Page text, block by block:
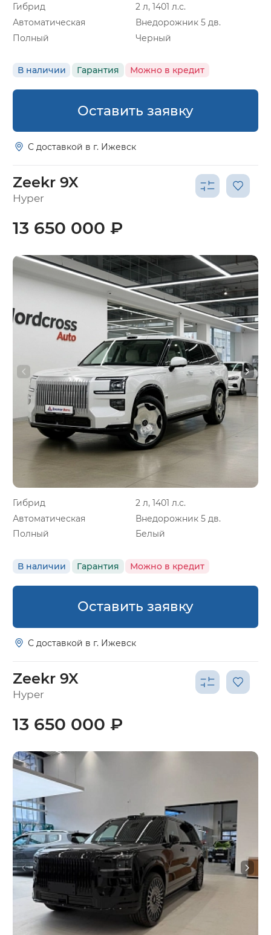
Гибрид
2 л, 1401 л.с.
Автоматическая
Внедорожник 5 дв.
Полный
Черный
В наличии Гарантия Можно в кредит
Оставить заявку
С доставкой в г. Ижевск
Zeekr 9X
Hyper
Гибрид
2 л, 1401 л.с.
Автоматическая
Внедорожник 5 дв.
Полный
Белый
В наличии Гарантия Можно в кредит
13 650 000 ₽
Оставить заявку
С доставкой в г. Ижевск
Zeekr 9X
Hyper
13 650 000 ₽